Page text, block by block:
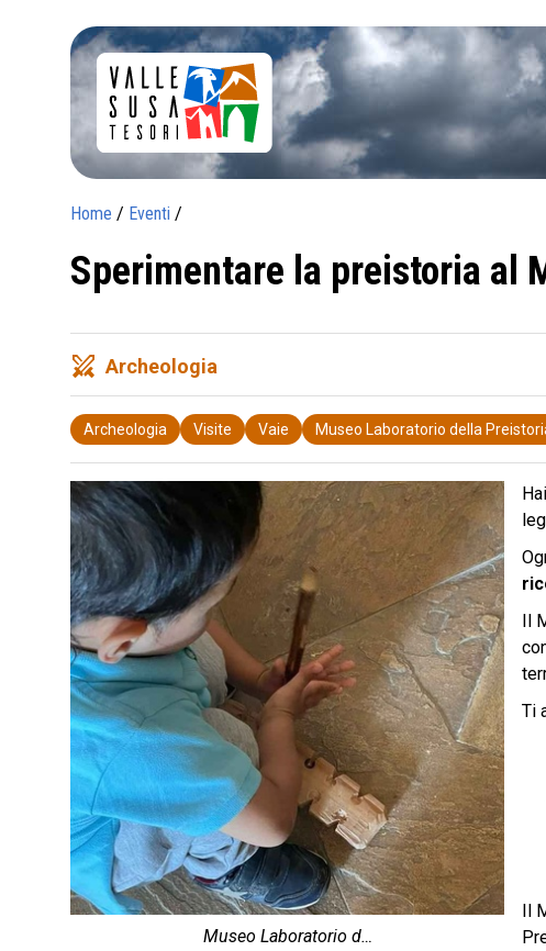
Home / Eventi /
Sperimentare la preistoria al
swords Archeologia
Archeologia Visite Vaie Museo Laboratorio della
Museo Laboratorio d…
Il
Ti
Il